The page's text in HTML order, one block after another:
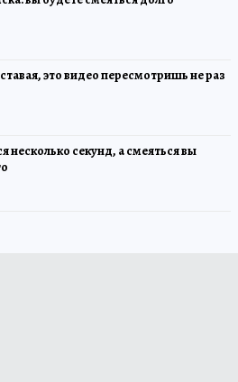
это видео пересмотришь не раз
несколько секунд, а смеяться вы